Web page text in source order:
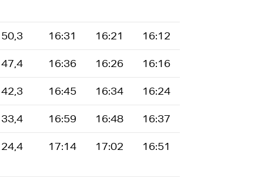
50,3 16:31 16:21 16:12
47,4 16:36 16:26 16:16
42,3 16:45 16:34 16:24
33,4 16:59 16:48 16:37
24,4 17:14 17:02 16:51